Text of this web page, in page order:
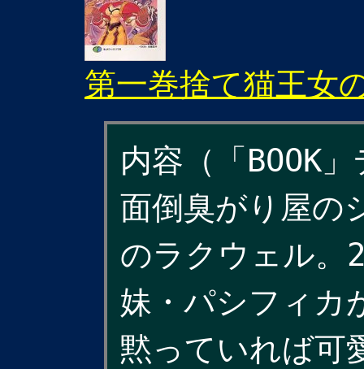
第一巻捨て猫王女
内容（「BOOK
面倒臭がり屋の
のラクウェル。
妹・パシフィカ
黙っていれば可